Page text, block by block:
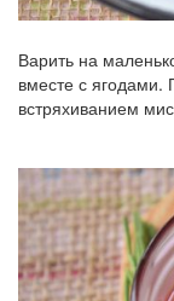
Варить на
вместе с ягодами.
встряхиванием